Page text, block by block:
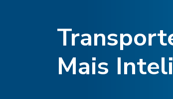
Mais